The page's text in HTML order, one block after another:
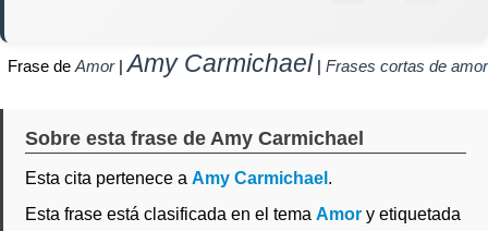
Frase de Amor|Amy Carmichael | Frases cortas de amor
Sobre esta frase de Amy Carmichael
Esta cita pertenece a Amy Carmichael .
Esta frase está clasificada en el tema Amor y etiquetada